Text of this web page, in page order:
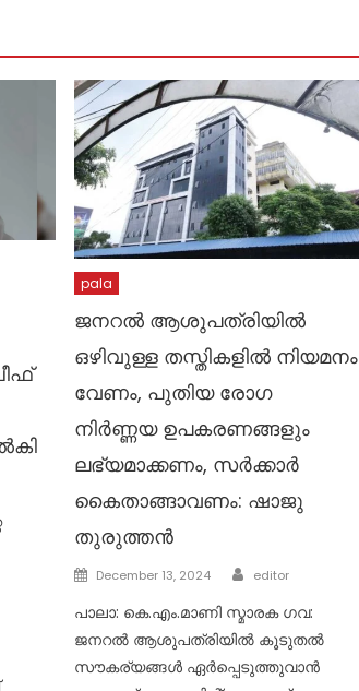
pala
ജനറൽ ആശുപത്രിയിൽ
ഒഴിവുള്ള തസ്തികളിൽ നിയമനം
വേണം, പുതിയ രോഗ
നിർണ്ണയ ഉപകരണങ്ങളും
ലഭ്യമാക്കണം, സർക്കാർ
കൈതാങ്ങാവണം: ഷാജു
തുരുത്തൻ
Posted
December 13, 2024 Author
editor
പാലാ: കെ.എം.മാണി സ്മാരക ഗവ:
ജനറൽ ആശുപത്രിയിൽ കൂടുതൽ
സൗകര്യങ്ങൾ ഏർപ്പെടുത്തുവാൻ